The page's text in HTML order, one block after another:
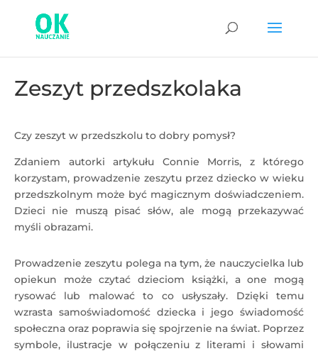
Zeszyt przedszkolaka
Czy zeszyt w przedszkolu to dobry pomysł?
Zdaniem autorki artykułu Connie Morris, z którego
korzystam, prowadzenie zeszytu przez dziecko w wieku
przedszkolnym może być magicznym doświadczeniem.
Dzieci nie muszą pisać słów, ale mogą przekazywać
myśli obrazami.
Prowadzenie zeszytu polega na tym, że nauczycielka lub
opiekun może czytać dzieciom książki, a one mogą
rysować lub malować to co usłyszały. Dzięki temu
wzrasta samoświadomość dziecka i jego świadomość
społeczna oraz poprawia się spojrzenie na świat. Poprzez
symbole, ilustracje w połączeniu z literami i słowami